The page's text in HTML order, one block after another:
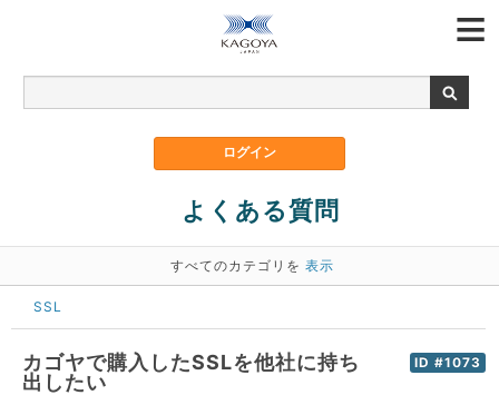
よくある質問
すべてのカテゴリを 表示
SSL
ID #1073
カゴヤで購入したSSLを他社に持ち
出したい